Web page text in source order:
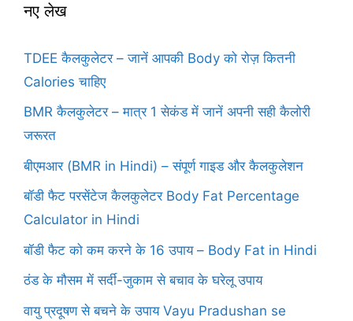
नए लेख
TDEE कैलकुलेटर – जानें आपकी Body को रोज़ कितनी
Calories चाहिए
BMR कैलकुलेटर – मात्र 1 सेकंड में जानें अपनी सही कैलोरी
जरूरत
बीएमआर (BMR in Hindi) – संपूर्ण गाइड और कैलकुलेशन
बॉडी फैट परसेंटेज कैलकुलेटर Body Fat Percentage
Calculator in Hindi
बॉडी फैट को कम करने के 16 उपाय – Body Fat in Hindi
ठंड के मौसम में सर्दी-जुकाम से बचाव के घरेलू उपाय
वायु प्रदूषण से बचने के उपाय Vayu Pradushan se